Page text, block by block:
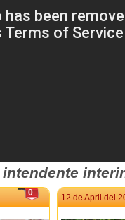
0 12 de April del